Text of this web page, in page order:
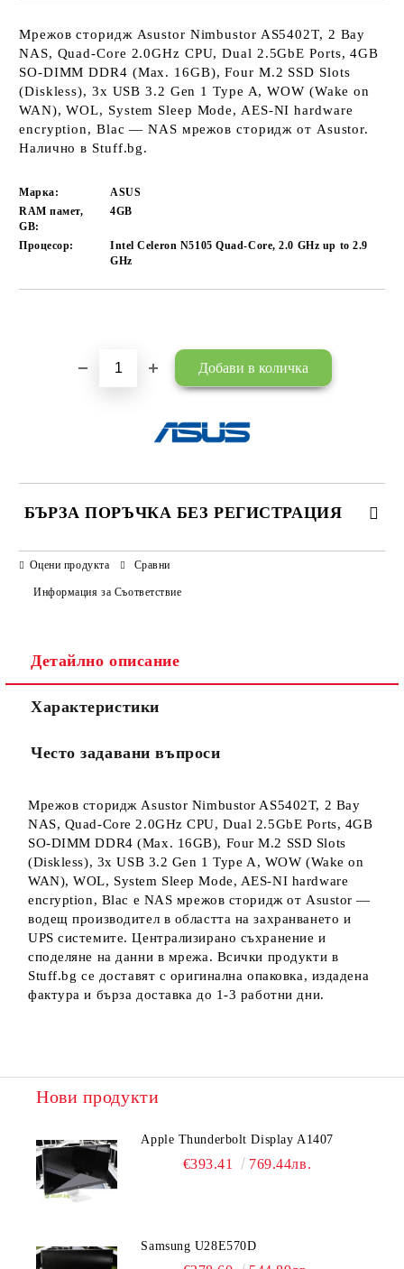
Мрежов сторидж Asustor Nimbustor AS5402T, 2 Bay
NAS, Quad-Core 2.0GHz CPU, Dual 2.5GbE Ports, 4GB
SO-DIMM DDR4 (Max. 16GB), Four M.2 SSD Slots
(Diskless), 3x USB 3.2 Gen 1 Type A, WOW (Wake on
WAN), WOL, System Sleep Mode, AES-NI hardware
encryption, Blac — NAS мрежов сторидж от Asustor.
Налично в Stuff.bg.
Марка:
ASUS
RAM памет,
GB:
4GB
Процесор:
Intel Celeron N5105 Quad-Core, 2.0 GHz up to 2.9
GHz
БЪРЗА ПОРЪЧКА БЕЗ РЕГИСТРАЦИЯ
САМО ПОПЪЛНЕТЕ 3 ПОЛЕТА
Оцени продукта Сравни
Информация за Съответствие
Детайлно описание
Характеристики
Често задавани въпроси
Мрежов сторидж Asustor Nimbustor AS5402T, 2 Bay
NAS, Quad-Core 2.0GHz CPU, Dual 2.5GbE Ports, 4GB
SO-DIMM DDR4 (Max. 16GB), Four M.2 SSD Slots
(Diskless), 3x USB 3.2 Gen 1 Type A, WOW (Wake on
WAN), WOL, System Sleep Mode, AES-NI hardware
encryption, Blac е NAS мрежов сторидж от Asustor —
водещ производител в областта на захранването и
UPS системите. Централизирано съхранение и
споделяне на данни в мрежа. Всички продукти в
Stuff.bg се доставят с оригинална опаковка, издадена
фактура и бърза доставка до 1-3 работни дни.
Нови продукти
Apple Thunderbolt Display A1407
€393.41 769.44лв.
Samsung U28E570D